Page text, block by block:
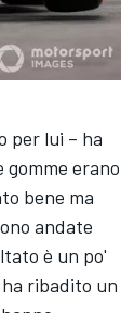
per lui – ha
erano
bene ma
andate
è un po'
ribadito un